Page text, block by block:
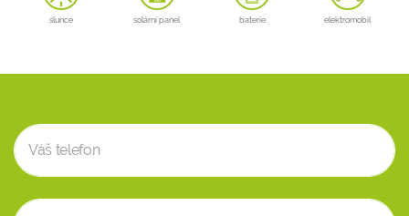
slunce solární panel baterie elektromobil